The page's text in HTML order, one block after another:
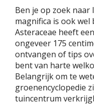
Ben je op zoek naar
magnifica is ook wel
Asteraceae heeft
ongeveer 175
ontvangen of tips
bent van harte
Belangrijk om te
groenencyclopedie
tuincentrum